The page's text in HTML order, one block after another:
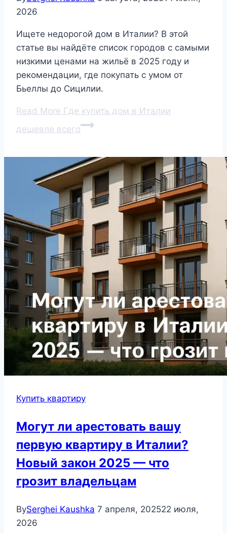
2026
Ищете недорогой дом в Италии? В этой
статье вы найдёте список городов с самыми
низкими ценами на жильё в 2025 году и
рекомендации, где покупать с умом от
Бьеллы до Сицилии.
Read More Где купить дом в Италии
дешевле всего
Купить квартиру
Могут ли арестовать вашу
первую квартиру в Италии?
Новый закон 2025 — что
грозит владельцам
BySerghei Kaushka 7 апреля, 202522 июля,
2026